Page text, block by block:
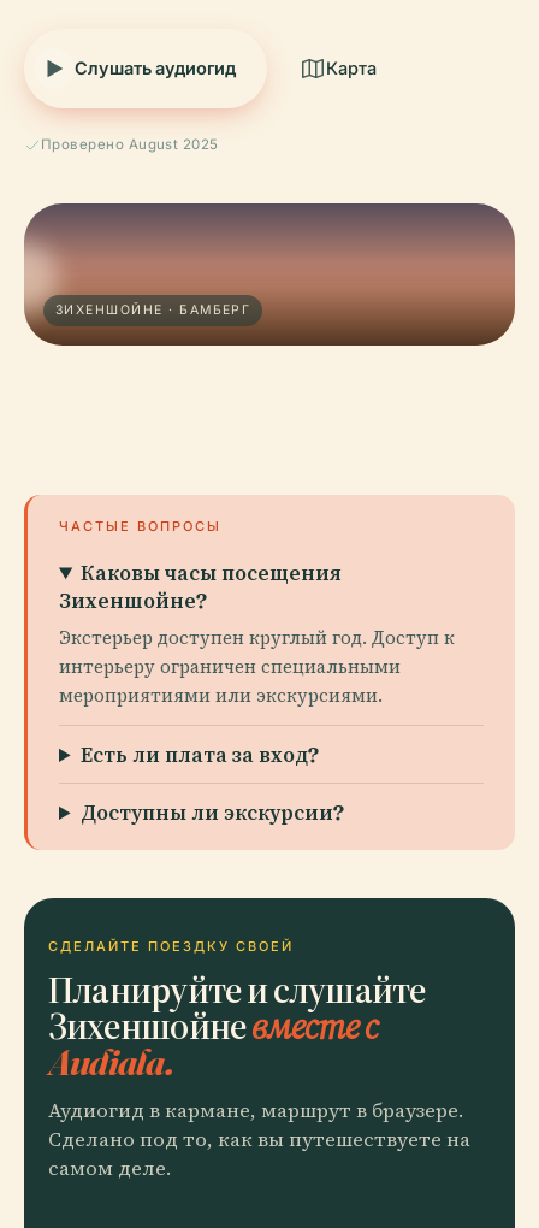
Слушать аудиогид Карта
Проверено August 2025
ЗИХЕНШОЙНЕ · БАМБЕРГ
ЧАСТЫЕ ВОПРОСЫ
Каковы часы посещения
Зихеншойне?
Экстерьер доступен круглый год. Доступ к
интерьеру ограничен специальными
мероприятиями или экскурсиями.
Есть ли плата за вход?
Доступны ли экскурсии?
СДЕЛАЙТЕ ПОЕЗДКУ СВОЕЙ
Планируйте и слушайте
Зихеншойневместе с
Audiala.
Аудиогид в кармане, маршрут в браузере.
Сделано под то, как вы путешествуете на
самом деле.